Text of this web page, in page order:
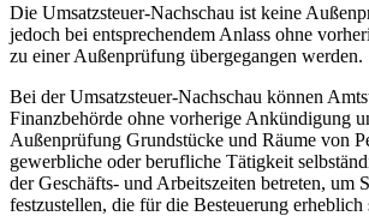
Die Umsatzsteuer-Nachschau ist keine
jedoch bei entsprechendem Anlass ohne
zu einer Außenprüfung übergegangen werden.
Bei der Umsatzsteuer-Nachschau können
Finanzbehörde ohne vorherige Ankündigung
Außenprüfung Grundstücke und Räume von
gewerbliche oder berufliche Tätigkeit
der Geschäfts- und Arbeitszeiten betreten, um
festzustellen, die für die Besteuerung erheblich